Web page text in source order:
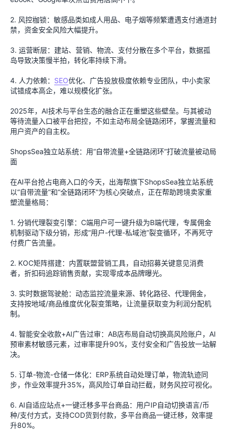
2. 风控枷锁：敏感品类如成人用品、电子烟等频繁遭遇支付通道封
禁，资金安全风险大幅提升。
3. 运营断层：建站、营销、物流、支付分散在多个平台，数据孤
岛导致决策慢半拍，转化率持续下滑。
4. 人力依赖： SEO优化、广告投放极度依赖专业团队，中小卖家
试错成本高企，难以规模化扩张。
2025年，AI技术与平台生态的融合正在重塑这些壁垒。与其被动
等待流量入口被平台把控，不如主动布局全链路闭环，掌握流量和
用户资产的自主权。
ShopsSea独立站系统：用“自带流量+全链路闭环”打破流量被动局
面
在AI平台抢占电商入口的今天，出海帮旗下ShopsSea独立站系统
以“自带流量”和“全链路闭环”为核心突破点，正在帮助跨境卖家重
塑流量格局：
1. 分销代理裂变引擎：C端用户可一键升级为B端代理，专属佣金
机制驱动下级分销，形成“用户-代理-私域池”裂变循环，不再死守
付费广告流量。
2. KOC矩阵搭建：内置联盟营销工具，自动招募关键意见消费
者，折扣码追踪销售贡献，实现零成本品牌曝光。
3. 实时数据驾驶舱：动态监控流量来源、转化路径、代理佣金，
支持按地域/商品维度优化裂变策略，让流量获取变为利润分配机
制。
4. 智能安全收款+AI广告过审：AB店布局自动切换高风险账户，AI
预审素材敏感元素，过审率提升90%，支付安全和广告投放一站解
决。
5. 订单-物流-仓储一体化：ERP系统自动处理订单，物流轨迹同
步，作业效率提升35%，高风险订单自动拦截，财务风控可视化。
6. AI自适应站点+一键迁移多平台商品：用户IP自动切换语言/币
种/支付方式，支持COD货到付款，多平台商品一键迁移，效率提
升80%。